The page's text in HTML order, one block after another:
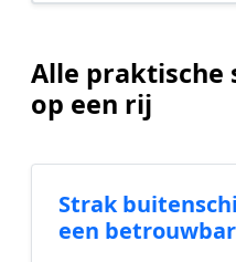
Alle praktische
op een rij
Strak
een